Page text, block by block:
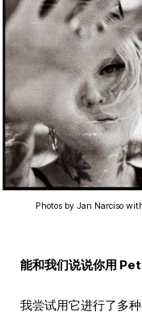
Photos by Jan Narciso
能和我们说说你用
我尝试用它进行了多